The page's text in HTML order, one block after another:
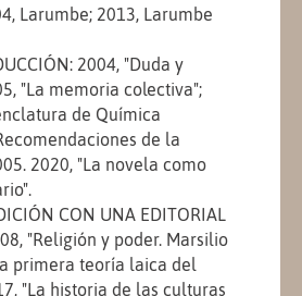
Larumbe; 2013, Larumbe
2004, "Duda y
"La memoria colectiva";
de Química
de la
2020, "La novela como
CON UNA EDITORIAL
"Religión y poder. Marsilio
primera teoría laica del
"La historia de las culturas